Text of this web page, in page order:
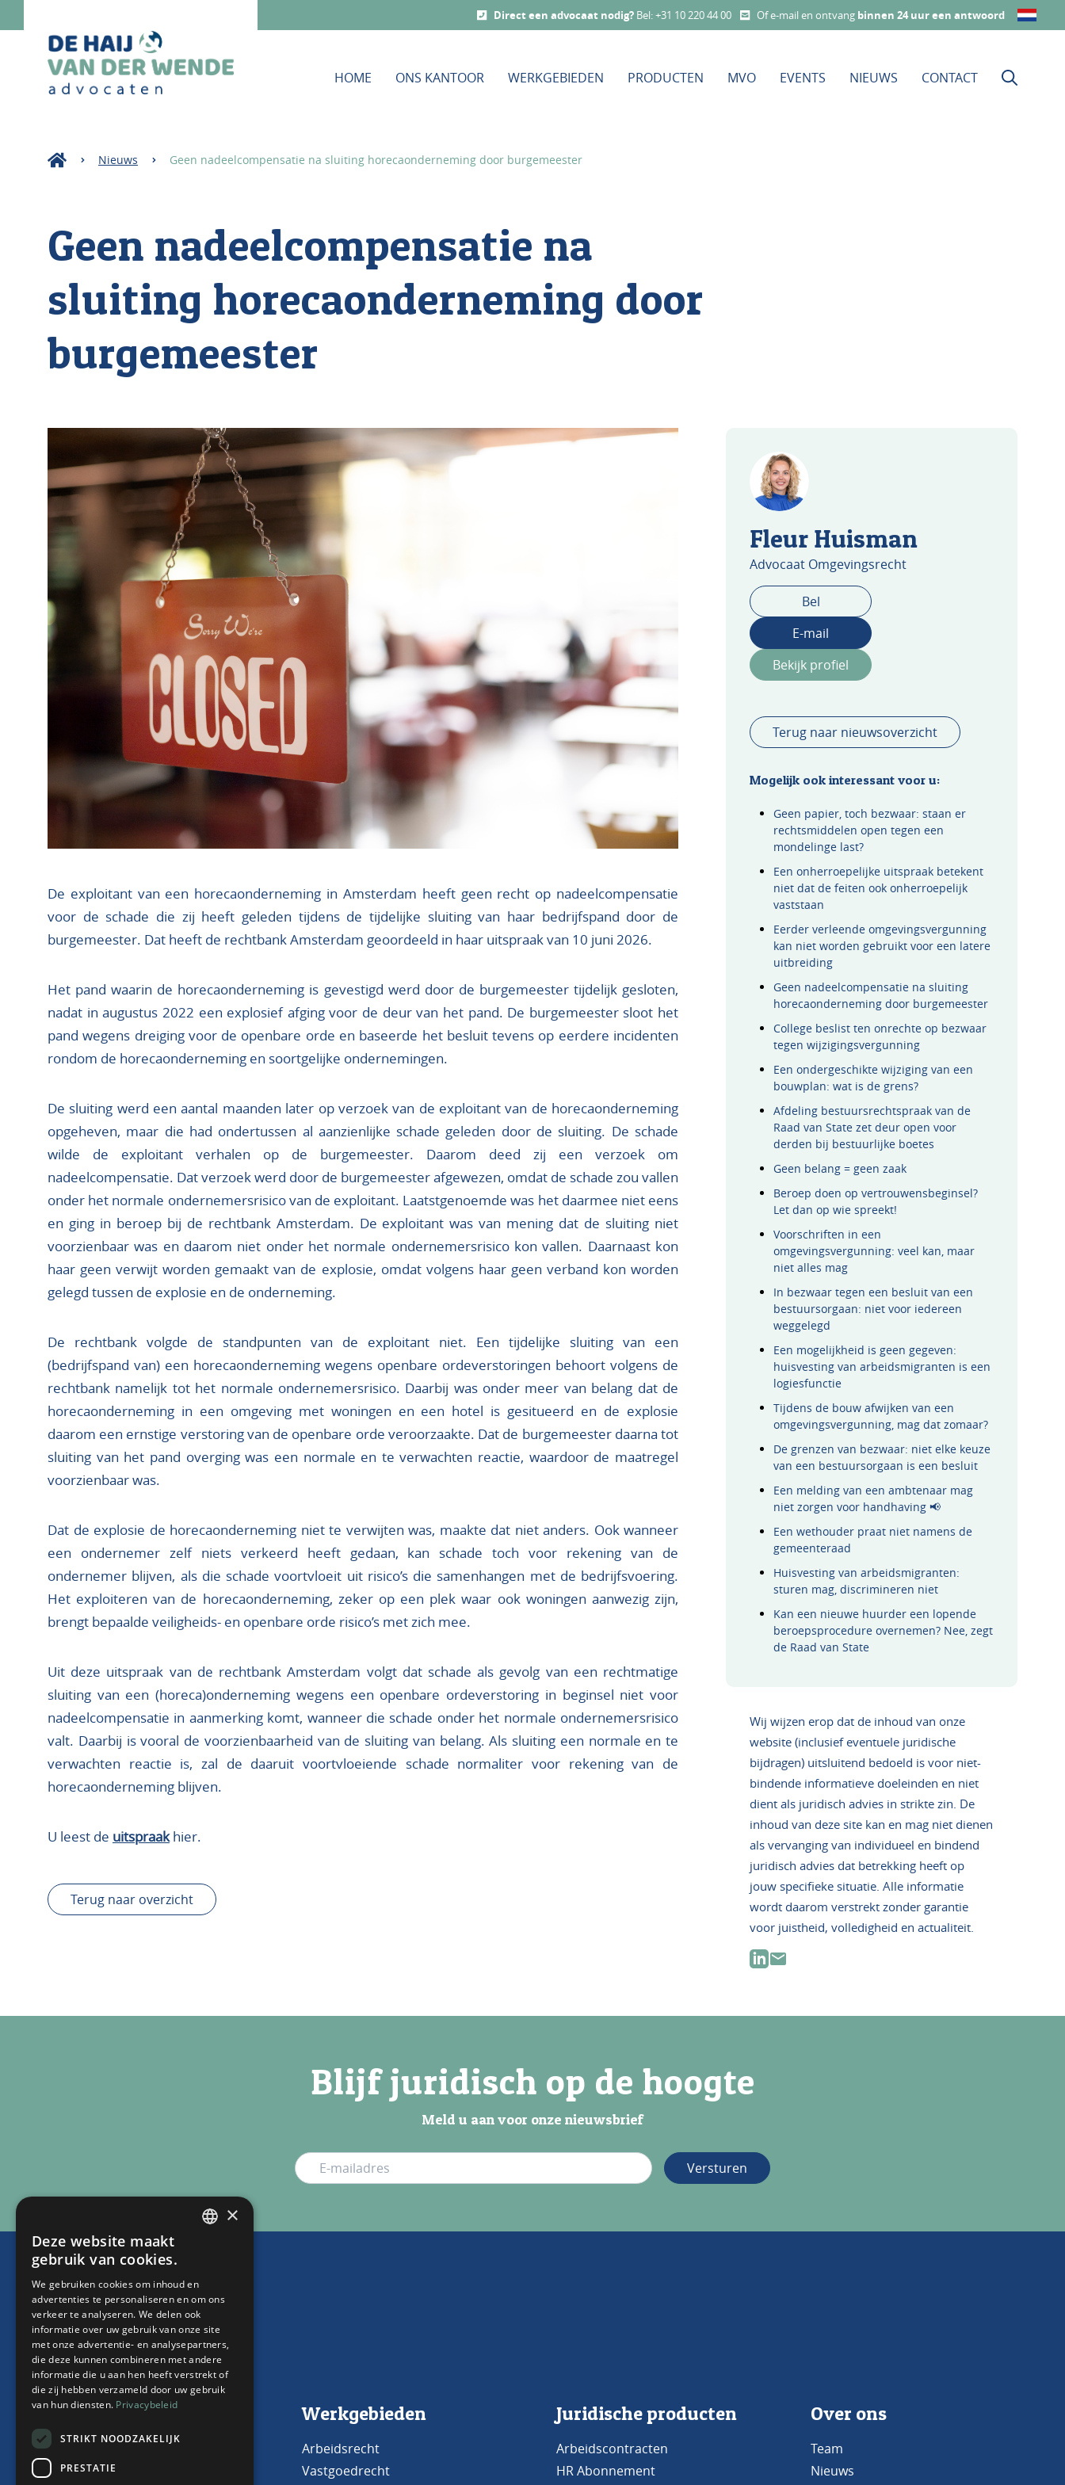
Direct een advocaat nodig? Bel:+31 10 220 44 00 Of e-mail en ontvang binnen 24 uur een antwoord
HOME ONS KANTOOR WERKGEBIEDEN PRODUCTEN MVO EVENTS NIEUWS CONTACT
Nieuws Geen nadeelcompensatie na sluiting horecaonderneming door burgemeester
Geen nadeelcompensatie na
sluiting horecaonderneming door
burgemeester
De exploitant van een horecaonderneming in Amsterdam heeft geen recht op nadeelcompensatie
voor de schade die zij heeft geleden tijdens de tijdelijke sluiting van haar bedrijfspand door de
burgemeester. Dat heeft de rechtbank Amsterdam geoordeeld in haar uitspraak van 10 juni 2026.
Het pand waarin de horecaonderneming is gevestigd werd door de burgemeester tijdelijk gesloten,
nadat in augustus 2022 een explosief afging voor de deur van het pand. De burgemeester sloot het
pand wegens dreiging voor de openbare orde en baseerde het besluit tevens op eerdere incidenten
rondom de horecaonderneming en soortgelijke ondernemingen.
De sluiting werd een aantal maanden later op verzoek van de exploitant van de horecaonderneming
opgeheven, maar die had ondertussen al aanzienlijke schade geleden door de sluiting. De schade
wilde de exploitant verhalen op de burgemeester. Daarom deed zij een verzoek om
nadeelcompensatie. Dat verzoek werd door de burgemeester afgewezen, omdat de schade zou vallen
onder het normale ondernemersrisico van de exploitant. Laatstgenoemde was het daarmee niet eens
en ging in beroep bij de rechtbank Amsterdam. De exploitant was van mening dat de sluiting niet
voorzienbaar was en daarom niet onder het normale ondernemersrisico kon vallen. Daarnaast kon
haar geen verwijt worden gemaakt van de explosie, omdat volgens haar geen verband kon worden
gelegd tussen de explosie en de onderneming.
De rechtbank volgde de standpunten van de exploitant niet. Een tijdelijke sluiting van een
(bedrijfspand van) een horecaonderneming wegens openbare ordeverstoringen behoort volgens de
rechtbank namelijk tot het normale ondernemersrisico. Daarbij was onder meer van belang dat de
horecaonderneming in een omgeving met woningen en een hotel is gesitueerd en de explosie
daarom een ernstige verstoring van de openbare orde veroorzaakte. Dat de burgemeester daarna tot
sluiting van het pand overging was een normale en te verwachten reactie, waardoor de maatregel
voorzienbaar was.
Dat de explosie de horecaonderneming niet te verwijten was, maakte dat niet anders. Ook wanneer
een ondernemer zelf niets verkeerd heeft gedaan, kan schade toch voor rekening van de
ondernemer blijven, als die schade voortvloeit uit risico’s die samenhangen met de bedrijfsvoering.
Het exploiteren van de horecaonderneming, zeker op een plek waar ook woningen aanwezig zijn,
brengt bepaalde veiligheids- en openbare orde risico’s met zich mee.
Uit deze uitspraak van de rechtbank Amsterdam volgt dat schade als gevolg van een rechtmatige
sluiting van een (horeca)onderneming wegens een openbare ordeverstoring in beginsel niet voor
nadeelcompensatie in aanmerking komt, wanneer die schade onder het normale ondernemersrisico
valt. Daarbij is vooral de voorzienbaarheid van de sluiting van belang. Als sluiting een normale en te
verwachten reactie is, zal de daaruit voortvloeiende schade normaliter voor rekening van de
horecaonderneming blijven.
U leest de uitspraakhier.
Terug naar overzicht
Fleur Huisman
Advocaat Omgevingsrecht
Bel
E-mail
Bekijk profiel
Terug naar nieuwsoverzicht
Mogelijk ook interessant voor u:
Geen papier, toch bezwaar: staan er
rechtsmiddelen open tegen een
mondelinge last?
Een onherroepelijke uitspraak betekent
niet dat de feiten ook onherroepelijk
vaststaan
Eerder verleende omgevingsvergunning
kan niet worden gebruikt voor een latere
uitbreiding
Geen nadeelcompensatie na sluiting
horecaonderneming door burgemeester
College beslist ten onrechte op bezwaar
tegen wijzigingsvergunning
Een ondergeschikte wijziging van een
bouwplan: wat is de grens?
Afdeling bestuursrechtspraak van de
Raad van State zet deur open voor
derden bij bestuurlijke boetes
Geen belang = geen zaak
Beroep doen op vertrouwensbeginsel?
Let dan op wie spreekt!
Voorschriften in een
omgevingsvergunning: veel kan, maar
niet alles mag
In bezwaar tegen een besluit van een
bestuursorgaan: niet voor iedereen
weggelegd
Een mogelijkheid is geen gegeven:
huisvesting van arbeidsmigranten is een
logiesfunctie
Tijdens de bouw afwijken van een
omgevingsvergunning, mag dat zomaar?
De grenzen van bezwaar: niet elke keuze
van een bestuursorgaan is een besluit
Een melding van een ambtenaar mag
niet zorgen voor handhaving 📢
Een wethouder praat niet namens de
gemeenteraad
Huisvesting van arbeidsmigranten:
sturen mag, discrimineren niet
Kan een nieuwe huurder een lopende
beroepsprocedure overnemen? Nee, zegt
de Raad van State
Wij wijzen erop dat de inhoud van onze
website (inclusief eventuele juridische
bijdragen) uitsluitend bedoeld is voor niet-
bindende informatieve doeleinden en niet
dient als juridisch advies in strikte zin. De
inhoud van deze site kan en mag niet dienen
als vervanging van individueel en bindend
juridisch advies dat betrekking heeft op
jouw specifieke situatie. Alle informatie
wordt daarom verstrekt zonder garantie
voor juistheid, volledigheid en actualiteit.
Blijf juridisch op de hoogte
Meld u aan voor onze nieuwsbrief
Versturen
Neem contact met ons
op
Capelle aan den IJssel
Werkgebieden
Arbeidsrecht
Vastgoedrecht
Juridische producten
Arbeidscontracten
HR Abonnement
Over ons
Team
Nieuws
×
Deze website maakt
gebruik van cookies.
We gebruiken cookies om inhoud en
advertenties te personaliseren en om ons
verkeer te analyseren. We delen ook
informatie over uw gebruik van onze site
met onze advertentie- en analysepartners,
die deze kunnen combineren met andere
informatie die u aan hen heeft verstrekt of
die zij hebben verzameld door uw gebruik
van hun diensten. Privacybeleid
STRIKT NOODZAKELIJK
PRESTATIE